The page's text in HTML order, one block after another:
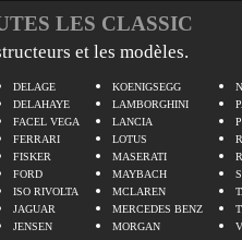
LES CLASSIC
et les modèles.
DELAGE
DELAHAYE
FACEL VEGA
FERRARI
FISKER
FORD
ISO RIVOLTA
JAGUAR
JENSEN
KOENIGSEGG
LAMBORGHINI
LANCIA
LOTUS
MASERATI
MAYBACH
MCLAREN
MERCEDES BENZ
MORGAN